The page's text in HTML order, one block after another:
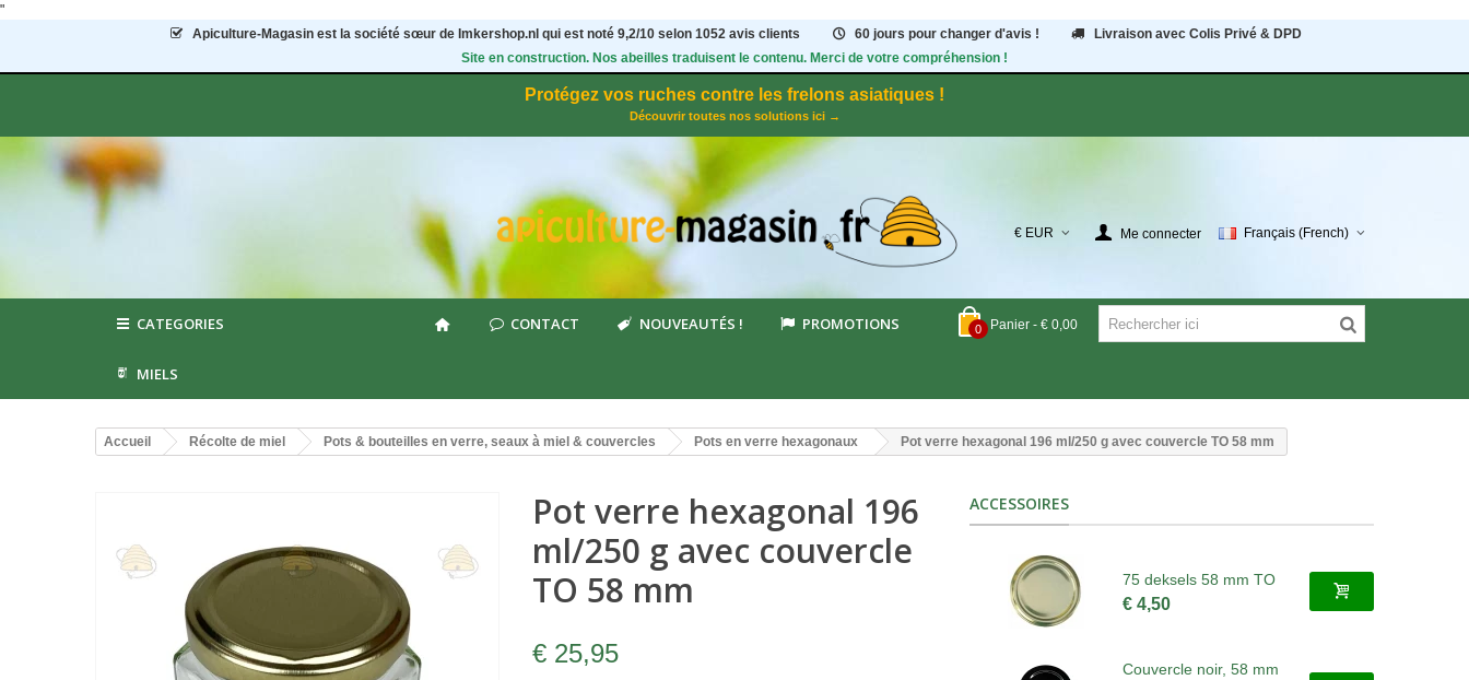
"
Apiculture-Magasin est la société sœur de Imkershop.nl qui est noté 9,2/10 selon 1052avis clients 60 jours pour changer d'avis !
Livraison avec Colis Privé & DPD
Site en construction. Nos abeilles traduisent le contenu. Merci de votre compréhension !
Protégez vos ruches contre les frelons asiatiques !
Découvrir toutes nos solutions ici →
€ EUR Me connecter Français (French)
0 Panier - € 0,00
CATEGORIES CONTACT NOUVEAUTÉS ! PROMOTIONS
MIELS
Accueil Récolte de miel Pots & bouteilles en verre, seaux à miel & couvercles Pots en verre hexagonaux Pot verre hexagonal 196 ml/250 g avec couvercle TO 58 mm
Pot verre hexagonal 196
ml/250 g avec couvercle
TO 58 mm
€ 25,95
ACCESSOIRES
75 deksels 58 mm TO
€ 4,50
Couvercle noir, 58 mm